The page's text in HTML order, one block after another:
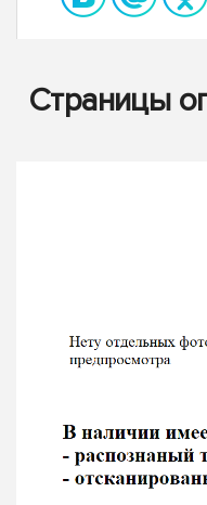
Страницы